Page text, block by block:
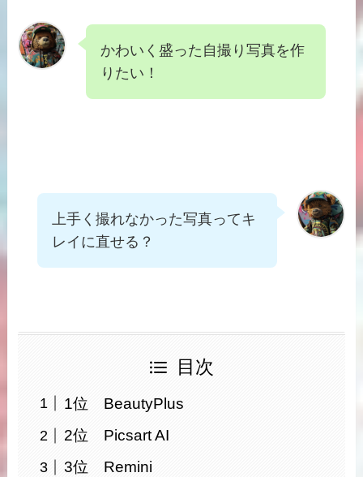
かわいく盛った自撮り写真を作
りたい！
上手く撮れなかった写真ってキ
レイに直せる？
目次
1位 BeautyPlus
2位 Picsart AI
3位 Remini